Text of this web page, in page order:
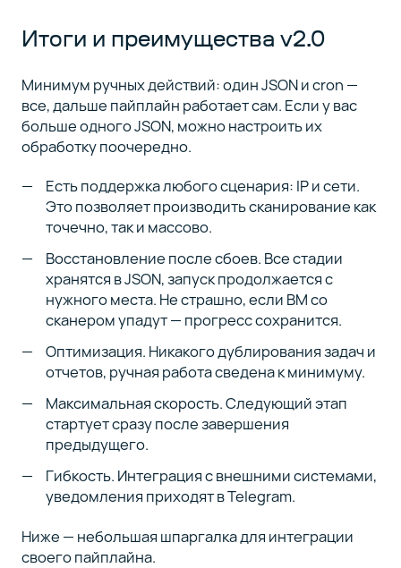
Итоги и преимущества v2.0
Минимум ручных действий: один JSON и cron —
все, дальше пайплайн работает сам. Если у вас
больше одного JSON, можно настроить их
обработку поочередно.
Есть поддержка любого сценария: IP и сети.
Это позволяет производить сканирование как
точечно, так и массово.
Восстановление после сбоев. Все стадии
хранятся в JSON, запуск продолжается с
нужного места. Не страшно, если ВМ со
сканером упадут — прогресс сохранится.
Оптимизация. Никакого дублирования задач и
отчетов, ручная работа сведена к минимуму.
Максимальная скорость. Следующий этап
стартует сразу после завершения
предыдущего.
Гибкость. Интеграция с внешними системами,
уведомления приходят в Telegram.
Ниже — небольшая шпаргалка для интеграции
своего пайплайна.